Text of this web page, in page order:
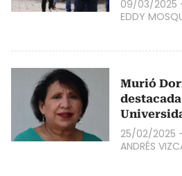
09/03/2025
EDDY
Murió
25/02/2025
ANDRÉS